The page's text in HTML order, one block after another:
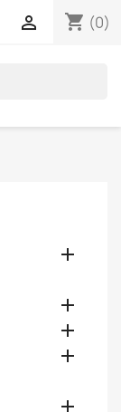
shopping_cart (0)





